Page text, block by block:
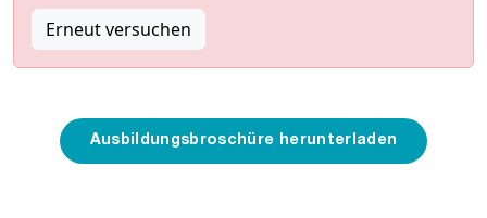
Erneut versuchen
Ausbildungsbroschüre herunterladen